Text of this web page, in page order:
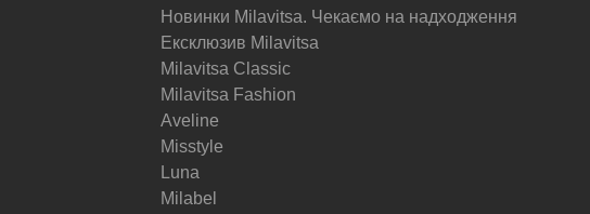
Новинки Milavitsa. Чекаємо на надходження
Ексклюзив Milavitsa
Milavitsa Classic
Milavitsa Fashion
Aveline
Misstyle
Luna
Milabel